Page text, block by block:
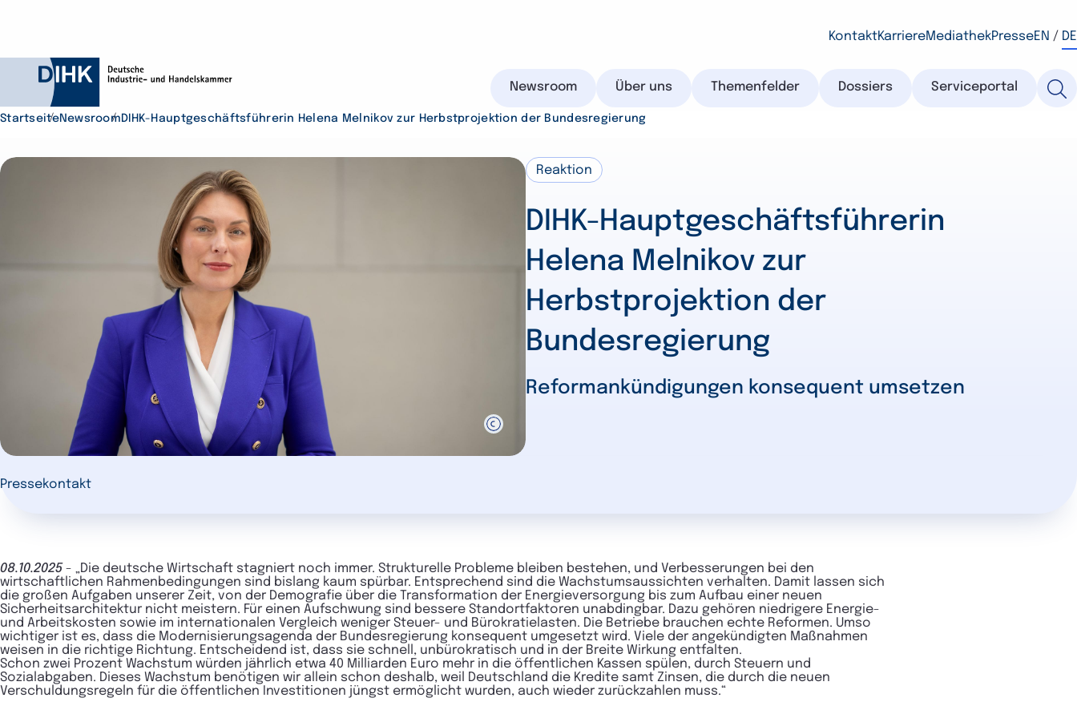
KontaktKarriereMediathekPresseEN / DE
Newsroom Über uns Themenfelder Dossiers Serviceportal
Durchsuchen Sie DIHK.de
Suchen
StartseiteNewsroom DIHK-Hauptgeschäftsführerin Helena Melnikov zur Herbstprojektion der Bundesregierung
Reaktion
DIHK-Hauptgeschäftsführerin
Helena Melnikov zur
Herbstprojektion der
Bundesregierung
Reformankündigungen konsequent umsetzen
Pressekontakt
08.10.2025 - „Die deutsche Wirtschaft stagniert noch immer. Strukturelle Probleme bleiben bestehen, und Verbesserungen bei den
wirtschaftlichen Rahmenbedingungen sind bislang kaum spürbar. Entsprechend sind die Wachstumsaussichten verhalten. Damit lassen sich
die großen Aufgaben unserer Zeit, von der Demografie über die Transformation der Energieversorgung bis zum Aufbau einer neuen
Sicherheitsarchitektur nicht meistern. Für einen Aufschwung sind bessere Standortfaktoren unabdingbar. Dazu gehören niedrigere Energie-
und Arbeitskosten sowie im internationalen Vergleich weniger Steuer- und Bürokratielasten. Die Betriebe brauchen echte Reformen. Umso
wichtiger ist es, dass die Modernisierungsagenda der Bundesregierung konsequent umgesetzt wird. Viele der angekündigten Maßnahmen
weisen in die richtige Richtung. Entscheidend ist, dass sie schnell, unbürokratisch und in der Breite Wirkung entfalten.
Schon zwei Prozent Wachstum würden jährlich etwa 40 Milliarden Euro mehr in die öffentlichen Kassen spülen, durch Steuern und
Sozialabgaben. Dieses Wachstum benötigen wir allein schon deshalb, weil Deutschland die Kredite samt Zinsen, die durch die neuen
Verschuldungsregeln für die öffentlichen Investitionen jüngst ermöglicht wurden, auch wieder zurückzahlen muss.“